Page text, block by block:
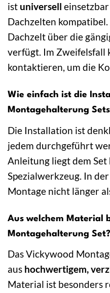
ist universell
Dachzelten
Dachzelt über die
verfügt. Im Zweifelsfall
kontaktieren, um die
Wie einfach ist die
Montagehalterung
Die Installation ist
jedem durchgeführt
Anleitung liegt dem
Spezialwerkzeug. In
Montage nicht länger
Aus welchem Material
Montagehalterung Set?
Das Vickywood
aus hochwertigem,
Material ist besonders